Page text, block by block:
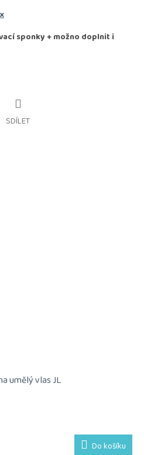
sponky + možno doplnit i
SDÍLET
umělý vlas JL
Do košíku